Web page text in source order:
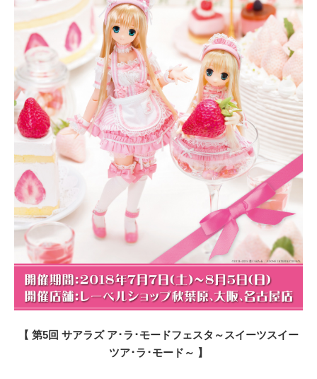
【 第5回 サアラズ ア･ラ･モードフェスタ～スイーツスイー
ツア･ラ･モード～ 】